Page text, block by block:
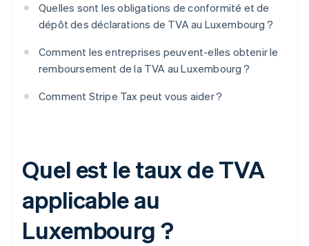
Quelles sont les obligations de conformité et de
dépôt des déclarations de TVA au Luxembourg ?
Comment les entreprises peuvent-elles obtenir le
remboursement de la TVA au Luxembourg ?
Comment Stripe Tax peut vous aider ?
Quel est le taux de TVA
applicable au
Luxembourg ?